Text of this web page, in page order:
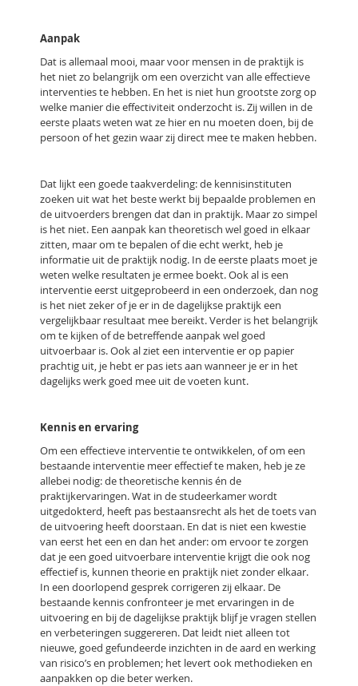
Aanpak
Dat is allemaal mooi, maar voor mensen in de praktijk is
het niet zo belangrijk om een overzicht van alle effectieve
interventies te hebben. En het is niet hun grootste zorg op
welke manier die effectiviteit onderzocht is. Zij willen in de
eerste plaats weten wat ze hier en nu moeten doen, bij de
persoon of het gezin waar zij direct mee te maken hebben.
Dat lijkt een goede taakverdeling: de kennisinstituten
zoeken uit wat het beste werkt bij bepaalde problemen en
de uitvoerders brengen dat dan in praktijk. Maar zo simpel
is het niet. Een aanpak kan theoretisch wel goed in elkaar
zitten, maar om te bepalen of die echt werkt, heb je
informatie uit de praktijk nodig. In de eerste plaats moet je
weten welke resultaten je ermee boekt. Ook al is een
interventie eerst uitgeprobeerd in een onderzoek, dan nog
is het niet zeker of je er in de dagelijkse praktijk een
vergelijkbaar resultaat mee bereikt. Verder is het belangrijk
om te kijken of de betreffende aanpak wel goed
uitvoerbaar is. Ook al ziet een interventie er op papier
prachtig uit, je hebt er pas iets aan wanneer je er in het
dagelijks werk goed mee uit de voeten kunt.
Kennis en ervaring
Om een effectieve interventie te ontwikkelen, of om een
bestaande interventie meer effectief te maken, heb je ze
allebei nodig: de theoretische kennis én de
praktijkervaringen. Wat in de studeerkamer wordt
uitgedokterd, heeft pas bestaansrecht als het de toets van
de uitvoering heeft doorstaan. En dat is niet een kwestie
van eerst het een en dan het ander: om ervoor te zorgen
dat je een goed uitvoerbare interventie krijgt die ook nog
effectief is, kunnen theorie en praktijk niet zonder elkaar.
In een doorlopend gesprek corrigeren zij elkaar. De
bestaande kennis confronteer je met ervaringen in de
uitvoering en bij de dagelijkse praktijk blijf je vragen stellen
en verbeteringen suggereren. Dat leidt niet alleen tot
nieuwe, goed gefundeerde inzichten in de aard en werking
van risico’s en problemen; het levert ook methodieken en
aanpakken op die beter werken.